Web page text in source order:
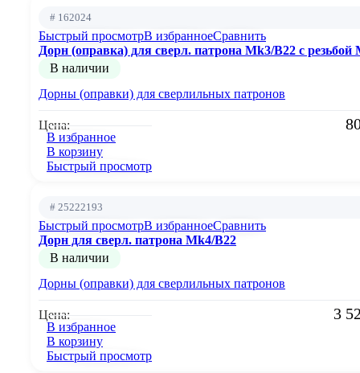
# 162024
Быстрый просмотрВ избранноеСравнить
Дорн (оправка) для сверл. патрона Mk3/B22 с резьбой
В наличии
Дорны (оправки) для сверлильных патронов
Цена:
В избранное
В корзину
Быстрый просмотр
# 25222193
Быстрый просмотрВ избранноеСравнить
Дорн для сверл. патрона Mk4/B22
В наличии
Дорны (оправки) для сверлильных патронов
Цена: 3
В избранное
В корзину
Быстрый просмотр